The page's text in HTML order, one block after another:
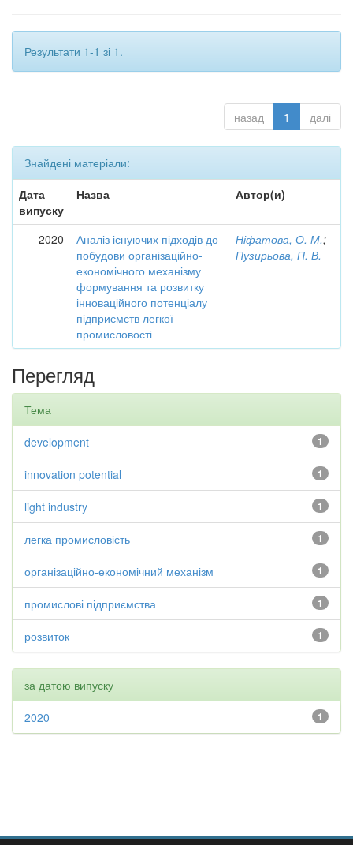
Результати 1-1 зі 1.
назад 1 далі
Знайдені матеріали:
Дата
випуску
Назва Автор(и)
2020
Аналіз існуючих підходів до
побудови організаційно-
економічного механізму
формування та розвитку
інноваційного потенціалу
підприємств легкої
промисловості
Ніфатова, О. М.;
Пузирьова, П. В.
Перегляд
Тема
1
development
1
innovation potential
1
light industry
1
легка промисловість
1
організаційно-економічний механізм
1
промислові підприємства
1
розвиток
за датою випуску
1
2020